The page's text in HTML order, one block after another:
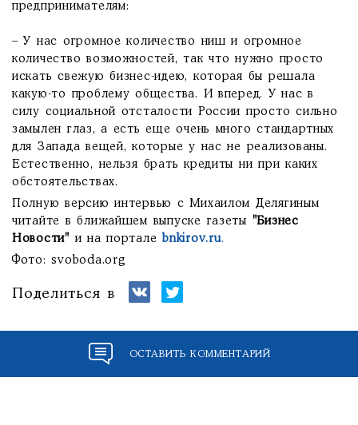
предпринимателям:
– У нас огромное количество ниш и огромное
количество возможностей, так что нужно просто
искать свежую бизнес-идею, которая бы решала
какую-то проблему общества. И вперед. У нас в
силу социальной отсталости России просто сильно
замылен глаз, а есть еще очень много стандартных
для Запада вещей, которые у нас не реализованы.
Естественно, нельзя брать кредиты ни при каких
обстоятельствах.
Полную версию интервью с Михаилом Делягиным
читайте в ближайшем выпуске газеты "Бизнес
Новости" и на портале bnkirov.ru.
Фото: svoboda.org
Поделиться в
ОСТАВИТЬ КОММЕНТАРИЙ